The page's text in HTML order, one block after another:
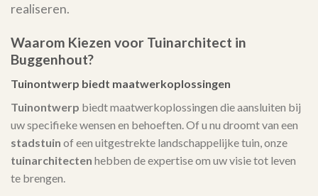
realiseren.
Waarom Kiezen voor Tuinarchitect in
Buggenhout?
Tuinontwerp biedt maatwerkoplossingen
Tuinontwerp biedt maatwerkoplossingen die aansluiten bij
uw specifieke wensen en behoeften. Of u nu droomt van een
stadstuin of een uitgestrekte landschappelijke tuin, onze
tuinarchitecten hebben de expertise om uw visie tot leven
te brengen.